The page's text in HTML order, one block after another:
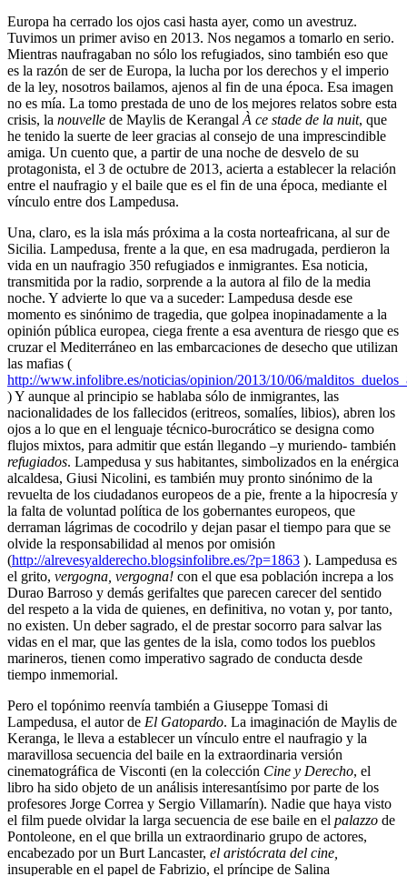
Europa ha cerrado los ojos casi hasta ayer, como un avestruz.
Tuvimos un primer aviso en 2013. Nos negamos a tomarlo en serio.
Mientras naufragaban no sólo los refugiados, sino también eso que
es la razón de ser de Europa, la lucha por los derechos y el imperio
de la ley, nosotros bailamos, ajenos al fin de una época. Esa imagen
no es mía. La tomo prestada de uno de los mejores relatos sobre esta
crisis, la nouvelle de Maylis de KerangalÀ ce stade de la nuit, que
he tenido la suerte de leer gracias al consejo de una imprescindible
amiga. Un cuento que, a partir de una noche de desvelo de su
protagonista, el 3 de octubre de 2013, acierta a establecer la relación
entre el naufragio y el baile que es el fin de una época, mediante el
vínculo entre dos Lampedusa.
Una, claro, es la isla más próxima a la costa norteafricana, al sur de
Sicilia. Lampedusa, frente a la que, en esa madrugada, perdieron la
vida en un naufragio 350 refugiados e inmigrantes. Esa noticia,
transmitida por la radio, sorprende a la autora al filo de la media
noche. Y advierte lo que va a suceder: Lampedusa desde ese
momento es sinónimo de tragedia, que golpea inopinadamente a la
opinión pública europea, ciega frente a esa aventura de riesgo que es
cruzar el Mediterráneo en las embarcaciones de desecho que utilizan
las mafias (
http://www.infolibre.es/noticias/opinion/2013/10/06/
) Y aunque al principio se hablaba sólo de inmigrantes, las
nacionalidades de los fallecidos (eritreos, somalíes, libios), abren los
ojos a lo que en el lenguaje técnico-burocrático se designa como
flujos mixtos, para admitir que están llegando –y muriendo- también
refugiados. Lampedusa y sus habitantes, simbolizados en la enérgica
alcaldesa, Giusi Nicolini, es también muy pronto sinónimo de la
revuelta de los ciudadanos europeos de a pie, frente a la hipocresía y
la falta de voluntad política de los gobernantes europeos, que
derraman lágrimas de cocodrilo y dejan pasar el tiempo para que se
olvide la responsabilidad al menos por omisión
(http://alrevesyalderecho.blogsinfolibre.es/?p=1863 ). Lampedusa es
el grito, vergogna, vergogna! con el que esa población increpa a los
Durao Barroso y demás gerifaltes que parecen carecer del sentido
del respeto a la vida de quienes, en definitiva, no votan y, por tanto,
no existen. Un deber sagrado, el de prestar socorro para salvar las
vidas en el mar, que las gentes de la isla, como todos los pueblos
marineros, tienen como imperativo sagrado de conducta desde
tiempo inmemorial.
Pero el topónimo reenvía también a Giuseppe Tomasi di
Lampedusa, el autor de El Gatopardo. La imaginación de Maylis de
Keranga, le lleva a establecer un vínculo entre el naufragio y la
maravillosa secuencia del baile en la extraordinaria versión
cinematográfica de Visconti (en la colección Cine y Derecho, el
libro ha sido objeto de un análisis interesantísimo por parte de los
profesores Jorge Correa y Sergio Villamarín). Nadie que haya visto
el film puede olvidar la larga secuencia de ese baile en el palazzo de
Pontoleone, en el que brilla un extraordinario grupo de actores,
encabezado por un Burt Lancaster, el aristócrata del cine,
insuperable en el papel de Fabrizio, el príncipe de Salina